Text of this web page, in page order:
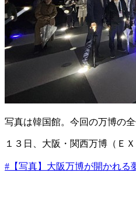
写真は韓国館。今回の万博の
１３日、大阪・関西万博（Ｅ
#【写真】大阪万博が開かれる